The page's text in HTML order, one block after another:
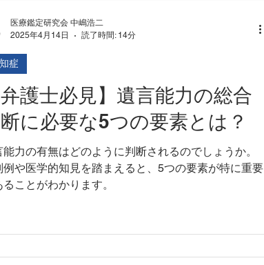
弁護士必見】遺言能力の総合
に必要な5つの要素とは？
能力の有無はどのように判断されるのでしょうか。
例や医学的知見を踏まえると、5つの要素が特に重要
ることがわかります。
症
医療鑑定研究会 中嶋浩二
2025年4月14日
読了時間: 14分